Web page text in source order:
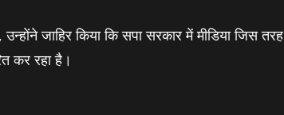
जाहिर किया कि सपा सरकार में मीडिया जिस तरह
कर रहा है।